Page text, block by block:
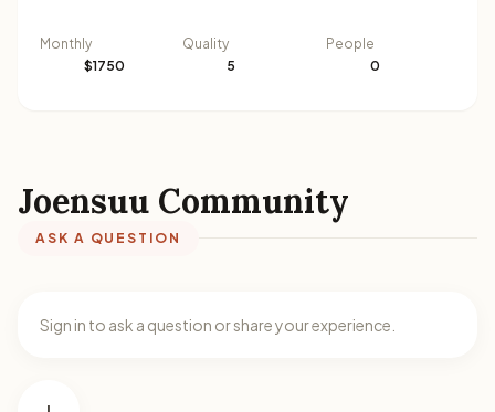
Monthly
$1750
Quality
5
People
0
Joensuu Community
ASK A QUESTION
Sign in to ask a question or share your experience.